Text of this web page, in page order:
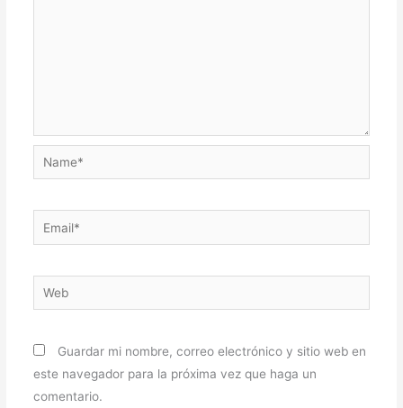
Name*
Email*
Web
Guardar mi nombre, correo electrónico y sitio web en
este navegador para la próxima vez que haga un
comentario.